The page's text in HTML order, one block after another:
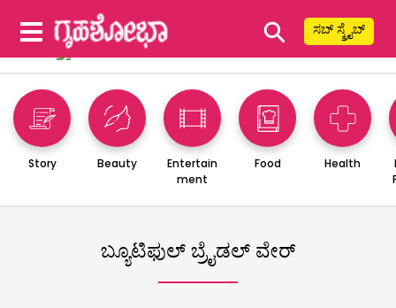
⚲ ಸಬ್ ಸ್ಕ್ರೈಬ್
Story Beauty
Entertain
ment
Food Health
ಬ್ಯೂಟಿಫುಲ್ ಬ್ರೈಡಲ್ ವೇರ್